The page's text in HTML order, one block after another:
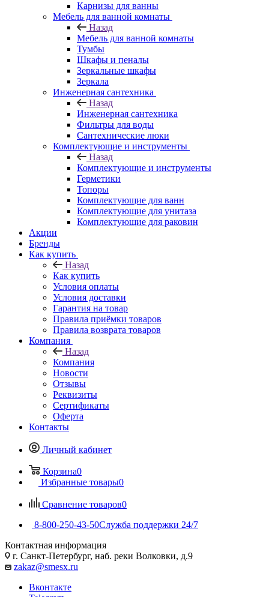
Карнизы для ванны
Мебель для ванной комнаты
Назад
Мебель для ванной комнаты
Тумбы
Шкафы и пеналы
Зеркальные шкафы
Зеркала
Инженерная сантехника
Назад
Инженерная сантехника
Фильтры для воды
Сантехнические люки
Комплектующие и инструменты
Назад
Комплектующие и инструменты
Герметики
Топоры
Комплектующие для ванн
Комплектующие для унитаза
Комплектующие для раковин
Акции
Бренды
Как купить
Назад
Как купить
Условия оплаты
Условия доставки
Гарантия на товар
Правила приёмки товаров
Правила возврата товаров
Компания
Назад
Компания
Новости
Отзывы
Реквизиты
Сертификаты
Оферта
Контакты
Личный кабинет
Корзина0
Избранные товары0
Сравнение товаров0
8-800-250-43-50Служба поддержки 24/7
Контактная информация
г. Санкт-Петербург, наб. реки Волковки, д.9
zakaz@smesx.ru
Вконтакте